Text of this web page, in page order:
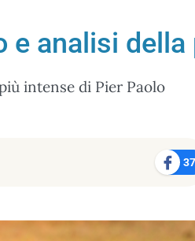
analisi
intense di Pier Paolo
37